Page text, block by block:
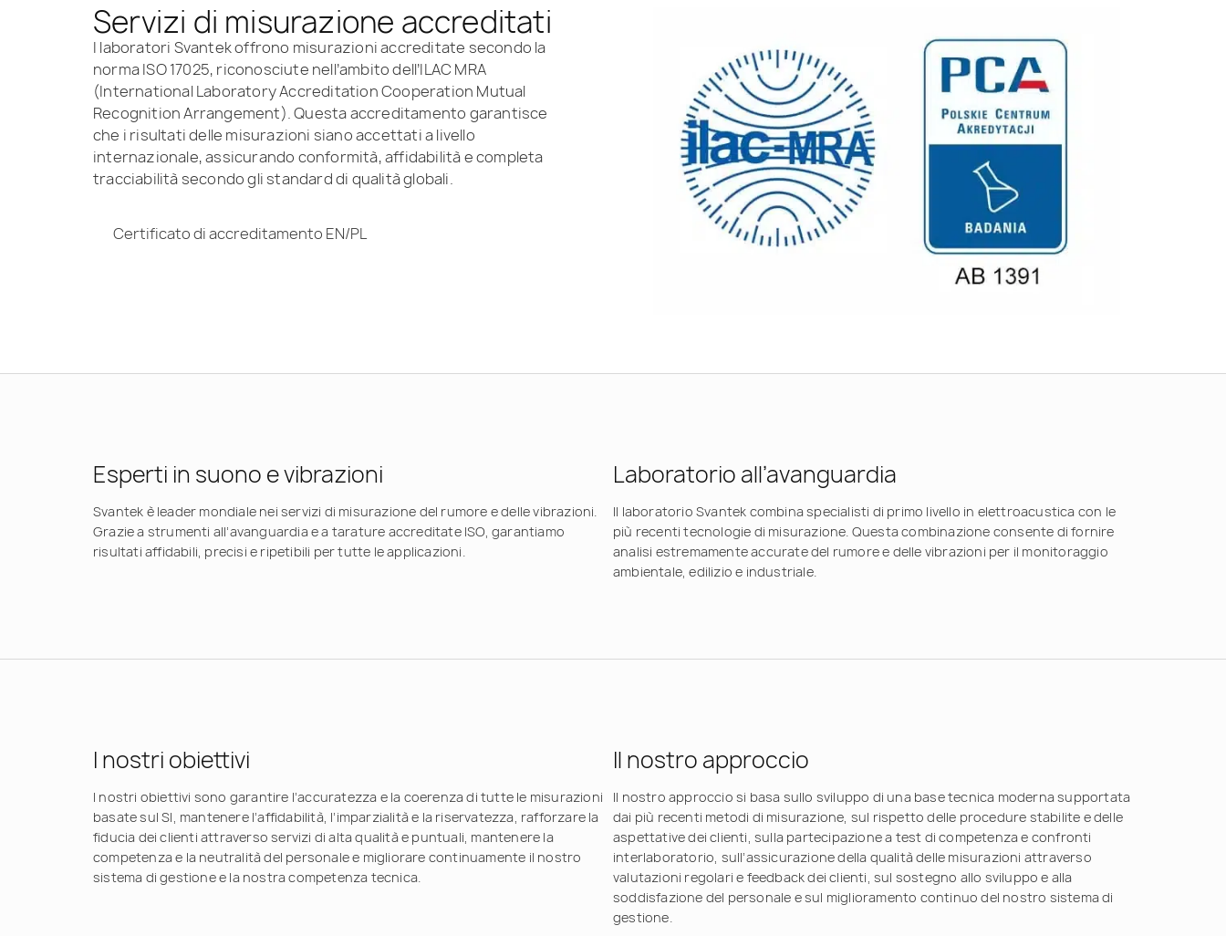
Servizi di misurazione accreditati
I laboratori Svantek offrono misurazioni accreditate secondo la
norma ISO 17025, riconosciute nell’ambito dell’ILAC MRA
(International Laboratory Accreditation Cooperation Mutual
Recognition Arrangement). Questa accreditamento garantisce
che i risultati delle misurazioni siano accettati a livello
internazionale, assicurando conformità, affidabilità e completa
tracciabilità secondo gli standard di qualità globali.
Certificato di accreditamento EN/PL
Esperti in suono e vibrazioni
Svantek è leader mondiale nei servizi di misurazione del rumore e delle vibrazioni.
Grazie a strumenti all’avanguardia e a tarature accreditate ISO, garantiamo
risultati affidabili, precisi e ripetibili per tutte le applicazioni.
Laboratorio all’avanguardia
Il laboratorio Svantek combina specialisti di primo livello in elettroacustica con le
più recenti tecnologie di misurazione. Questa combinazione consente di fornire
analisi estremamente accurate del rumore e delle vibrazioni per il monitoraggio
ambientale, edilizio e industriale.
I nostri obiettivi
I nostri obiettivi sono garantire l’accuratezza e la coerenza di tutte le misurazioni
basate sul SI, mantenere l’affidabilità, l’imparzialità e la riservatezza, rafforzare la
fiducia dei clienti attraverso servizi di alta qualità e puntuali, mantenere la
competenza e la neutralità del personale e migliorare continuamente il nostro
sistema di gestione e la nostra competenza tecnica.
Il nostro approccio
Il nostro approccio si basa sullo sviluppo di una base tecnica moderna supportata
dai più recenti metodi di misurazione, sul rispetto delle procedure stabilite e delle
aspettative dei clienti, sulla partecipazione a test di competenza e confronti
interlaboratorio, sull’assicurazione della qualità delle misurazioni attraverso
valutazioni regolari e feedback dei clienti, sul sostegno allo sviluppo e alla
soddisfazione del personale e sul miglioramento continuo del nostro sistema di
gestione.